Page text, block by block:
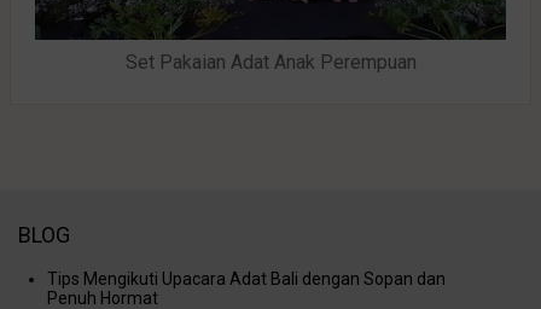
Set Pakaian Adat Anak Perempuan
BLOG
Tips Mengikuti Upacara Adat Bali dengan Sopan dan
Penuh Hormat